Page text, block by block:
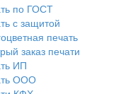
по ГОСТ
с защитой
печать
заказ печати
ИП
ООО